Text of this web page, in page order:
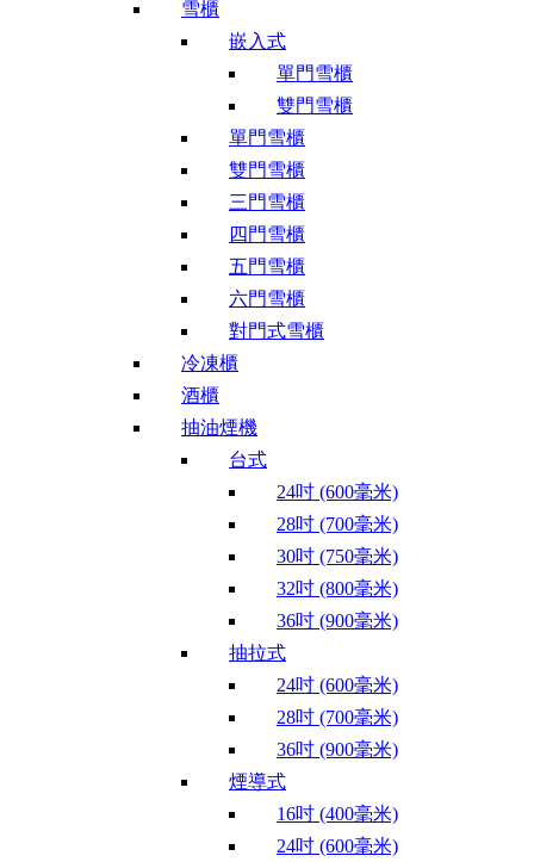
雪櫃
嵌入式
單門雪櫃
雙門雪櫃
單門雪櫃
雙門雪櫃
三門雪櫃
四門雪櫃
五門雪櫃
六門雪櫃
對門式雪櫃
冷凍櫃
酒櫃
抽油煙機
台式
24吋 (600毫米)
28吋 (700毫米)
30吋 (750毫米)
32吋 (800毫米)
36吋 (900毫米)
抽拉式
24吋 (600毫米)
28吋 (700毫米)
36吋 (900毫米)
煙導式
16吋 (400毫米)
24吋 (600毫米)